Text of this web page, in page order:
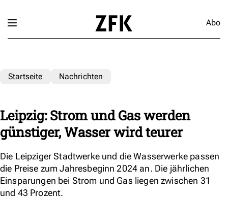
Abo
Startseite Nachrichten
Leipzig: Strom und Gas werden
günstiger, Wasser wird teurer
Die Leipziger Stadtwerke und die Wasserwerke passen
die Preise zum Jahresbeginn 2024 an. Die jährlichen
Einsparungen bei Strom und Gas liegen zwischen 31
und 43 Prozent.